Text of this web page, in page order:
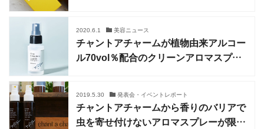
2020.6.1 美容ニュース
チャントアチャームが植物由来アルコー
ル70vol％配合のクリーンアロマスプレ
2019.5.30 発表会・イベントレポート
チャントアチャームから香りのバリアで
虫を寄せ付けないアロマスプレーが限定